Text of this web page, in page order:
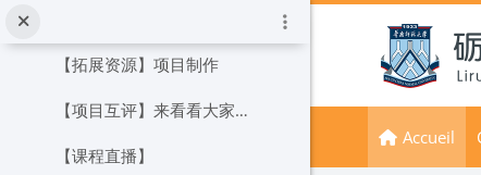
Passer au contenu principal
【拓展资源】项目制作
【项目互评】来看看大家的作品吧！
【课程直播】
Accueil